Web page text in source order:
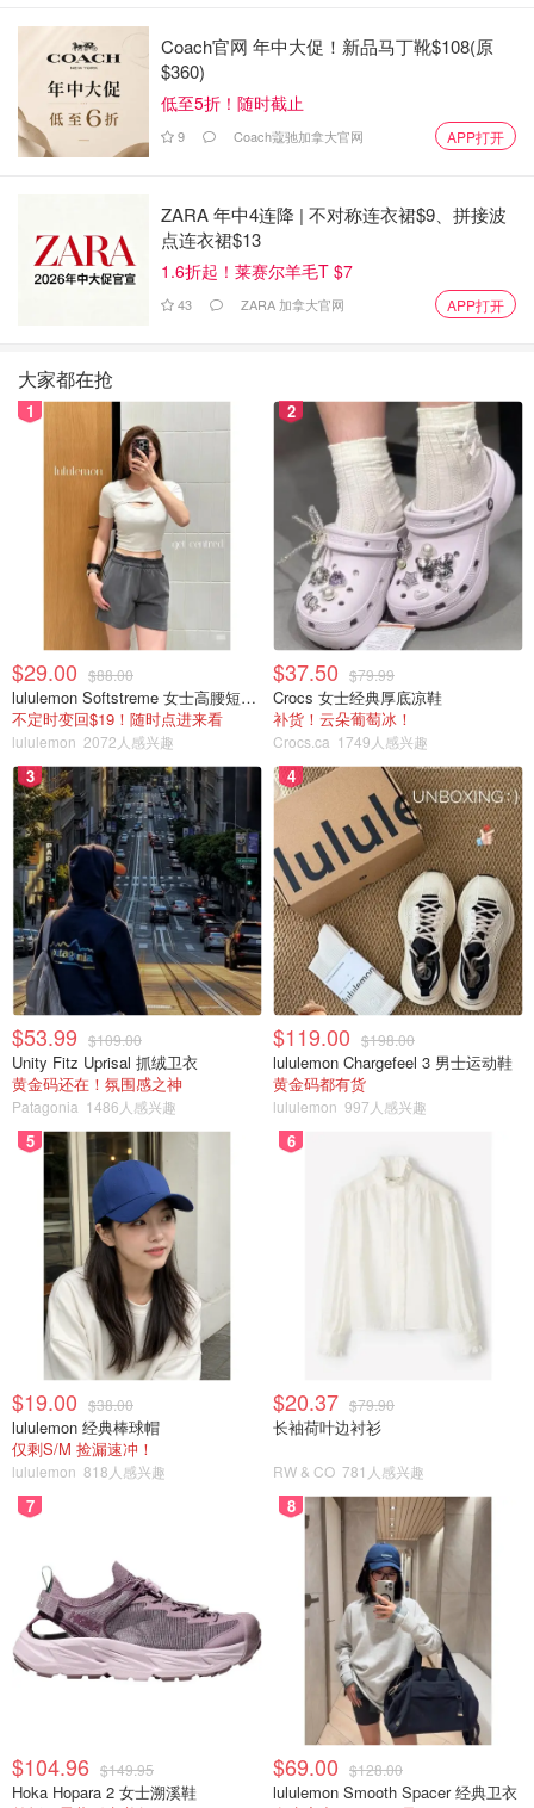
报名确认。报考费一旦缴交，恕不退还。
考生应上传个人证件正反面照片，所持《港澳居民来往
内地通行证》、《台湾居民来往大陆通行证》、《港澳
居民居住证》、《台湾居民居住证》和中华人民共和国
考生应提供其高中毕业文化程度（须为学历教育）的证
明材料。应届高中毕业生须上传毕业中学开具的毕业证
明及高一到高三上学期的成绩单正本。往届生须上传高
中毕业证书（证明）及高中三年成绩单正本。持国外学
材料所做的认证书（中文版，须注明是否学历教育）。
持港澳地区学历的港澳台考生须在毕业中学所在地报
网上报名确认（仅限港澳台考生）
港澳台考生实行网上报名确认，由各考区负责确认在本考区
考试的港澳台考生报名资格。考生应及时登录报名系统查看
确认结果，确认不通过的考生需在规定时间内更正有关信息
并再次提交，逾期不再受理。选择在香港、澳门参加考试且
报名确认通过的考生须按报名点要求按时缴交报考费，否则
不予参加考试。
现场确认报名（仅限华侨考生）
华侨考生实行现场确认报名，由广州报名点（暨南大学）负
责。考生在现场确认报名时须向报名点提交以下报名资料，
所有提交的资料需为正本，其中应届生毕业证明、成绩单、
国外学历及华侨居留权认证书须留下备查。①与其具有华侨
身份父母一方法律关系的证明文书（如考生父母均已离世，
需出具考生父母华侨身份证明、死亡证明等相关法律材
料）；②由我国驻外使（领）馆开具的本人及其父母一方获
外国长期或永久居留权的认证书（中文版，须注明已在住在
国连续居留时间及两年内实际累计居留时间），或已取得住
在国合法居留资格认证书（中文版，须注明本人及其父母一
方已取得住在国合法居留资格的连续时间及5年以内实际累
计居留时间）；③考生本人及其具有华侨身份父母一方的中
华人民共和国护照；④网报时提交的学历证明材料原件。若
定居在尚未与我国建交国家，须出示同我国和其定居国均有
外交关系的第三国驻该国使（领）馆办理的居留权认证，和
我国驻第三国的使（领）馆开具的认证书（中文版，须注明
取得居留权的时间）。
考生因特殊情况不能到报名点现场确认报名的，须由本人提
交书面申请，经报名点同意后方可委托亲属代理确认，确认
时应出示考生身份证件、代理人身份证件、考生亲笔签署的
委托书及考生报名材料。每位代理人只能为一名考生办理确
认手续。
各考区报名确认负责机构及联系方式
北京：北京市高校招生办公室（地址：北京市海淀区志
新东路9号，邮政编码：100083，电话010-89193989
转1，010-82837212）。
上海：上海市教育考试院（地址：上海市杨浦区民星路
465号，邮政编码：200433，电话021-35367070）。
福州：福建省教育考试院（地址：福州市北环中路59
号，邮政编码：350003，联系电话0591-
Coach官网 年中大促！新品马丁靴$108(原
$360)
低至5折！随时截止
9 Coach蔻驰加拿大官网 APP打开
ZARA 年中4连降 | 不对称连衣裙$9、拼接波
点连衣裙$13
1.6折起！莱赛尔羊毛T $7
43 ZARA 加拿大官网 APP打开
大家都在抢
1
$29.00 $88.00
lululemon Softstreme 女士高腰短裤 10cm
不定时变回$19！随时点进来看
lululemon 2072人感兴趣
2
$37.50 $79.99
Crocs 女士经典厚底凉鞋
补货！云朵葡萄冰！
Crocs.ca 1749人感兴趣
3
$53.99 $109.00
Unity Fitz Uprisal 抓绒卫衣
黄金码还在！氛围感之神
Patagonia 1486人感兴趣
4
$119.00 $198.00
lululemon Chargefeel 3 男士运动鞋
黄金码都有货
lululemon 997人感兴趣
5
$19.00 $38.00
lululemon 经典棒球帽
仅剩S/M 捡漏速冲！
lululemon 818人感兴趣
6
$20.37 $79.90
长袖荷叶边衬衫
RW & CO 781人感兴趣
7
$104.96 $149.95
Hoka Hopara 2 女士溯溪鞋
8
$69.00 $128.00
lululemon Smooth Spacer 经典卫衣